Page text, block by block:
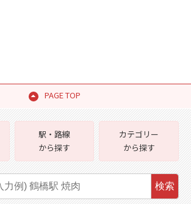
PAGE TOP
駅・路線
から探す
カテゴリー
から探す
検索